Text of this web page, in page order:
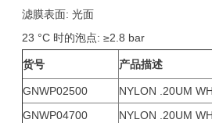
滤膜表面: 光面
23 °C 时的泡点: ≥2.8 bar
货号 产品描述
GNWP02500
NYLON .20UM
GNWP04700
NYLON .20UM